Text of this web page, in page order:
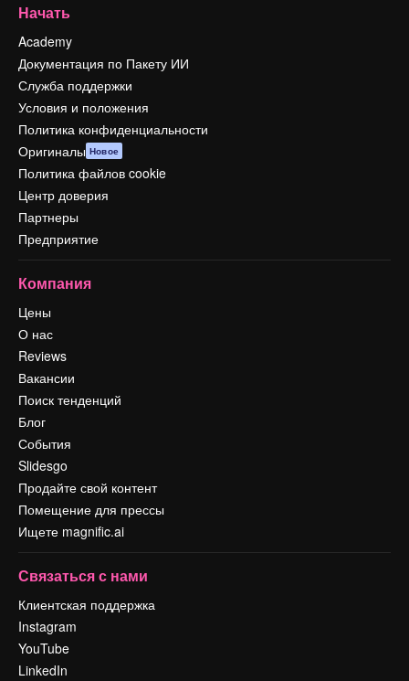
Начать
Academy
Документация по Пакету ИИ
Служба поддержки
Условия и положения
Политика конфиденциальности
Оригиналы Новое
Политика файлов cookie
Центр доверия
Партнеры
Предприятие
Компания
Цены
О нас
Reviews
Вакансии
Поиск тенденций
Блог
События
Slidesgo
Продайте свой контент
Помещение для прессы
Ищете magnific.ai
Связаться с нами
Клиентская поддержка
Instagram
YouTube
LinkedIn